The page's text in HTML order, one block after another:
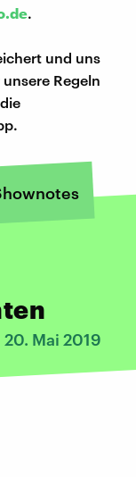
.
und uns
Regeln
Mai 2019